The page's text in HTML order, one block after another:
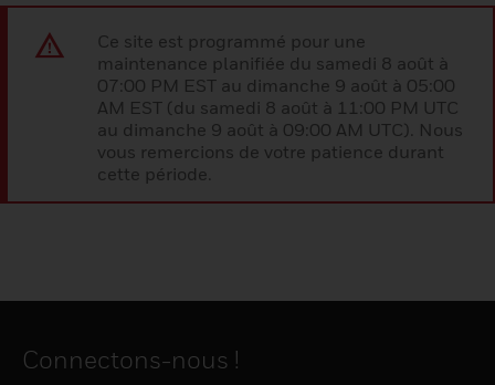
Ce site est programmé pour une
maintenance planifiée du samedi 8 août à
07:00 PM EST au dimanche 9 août à 05:00
AM EST (du samedi 8 août à 11:00 PM UTC
au dimanche 9 août à 09:00 AM UTC). Nous
vous remercions de votre patience durant
cette période.
Connectons-nous !